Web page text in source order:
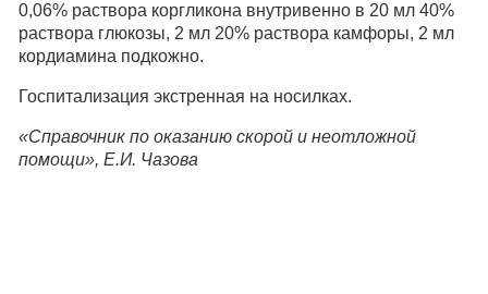
0,06% раствора коргликона внутривенно в 20 мл 40%
раствора глюкозы, 2 мл 20% раствора камфоры, 2 мл
кордиамина подкожно.
Госпитализация экстренная на носилках.
«Справочник по оказанию скорой и неотложной
помощи», Е.И. Чазова